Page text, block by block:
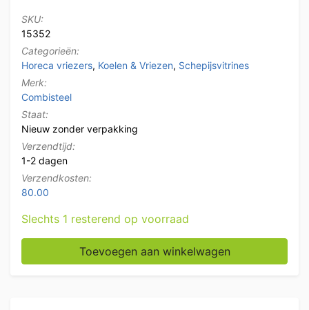
SKU:
15352
Categorieën:
Horeca vriezers, Koelen & Vriezen, Schepijsvitrines
Merk:
Combisteel
Staat:
Nieuw zonder verpakking
Verzendtijd:
1-2 dagen
Verzendkosten:
80.00
Slechts 1 resterend op voorraad
Verrijdbare Combisteel Tenerife Schepijsvitrine 10
Toevoegen aan winkelwagen